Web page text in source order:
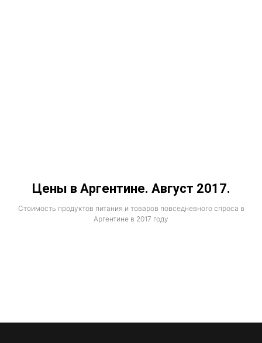
Цены в Аргентине. Август 2017.
Стоимость продуктов питания и товаров повседневного спроса в
Аргентине в 2017 году